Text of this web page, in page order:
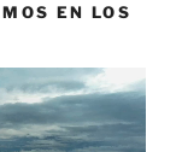
EN LOS